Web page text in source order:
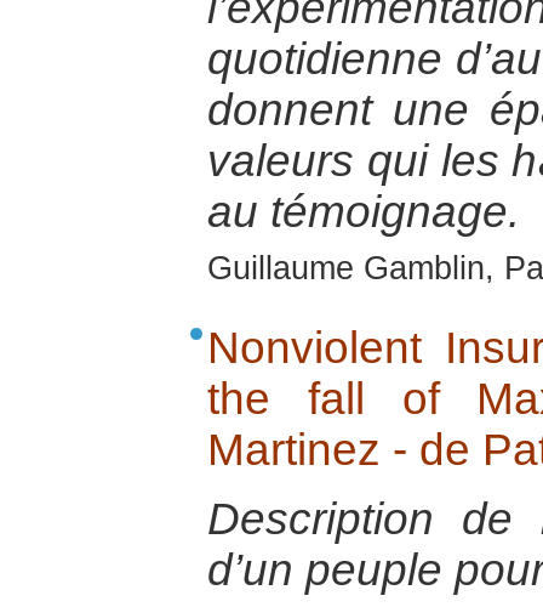
quotidienne
donnent une
valeurs qui les
au témoignage.
Guillaume Gamblin,
Nonviolent
the fall of
Martinez - de
Description
d’un peuple